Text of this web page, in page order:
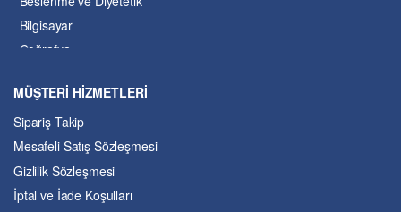
Bilgisayar
Coğrafya
Dil ve Edebiyat
Eğitim
Ekonomi ve Finans
Enerji
Felsefe
MÜŞTERİ HİZMETLERİ
Sipariş Takip
Mesafeli Satış Sözleşmesi
Gizlilik Sözleşmesi
İptal ve İade Koşulları